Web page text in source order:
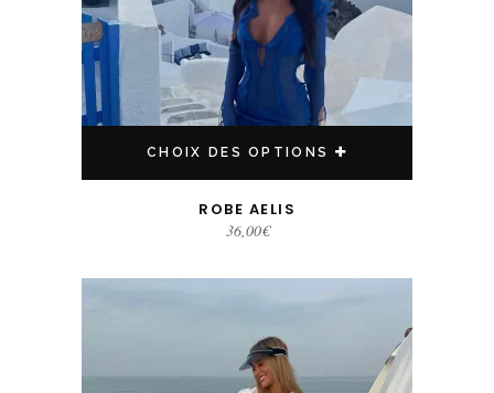
CHOIX DES OPTIONS
ROBE AELIS
36,00€
Ce produit a plusieurs variations. Les options peuvent être choisies sur la page du produit